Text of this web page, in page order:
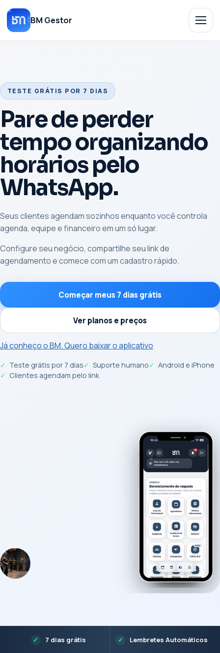
BM Gestor
TESTE GRÁTIS POR 7 DIAS
Pare de perder
tempo organizando
horários pelo
WhatsApp.
Seus clientes agendam sozinhos enquanto você controla
agenda, equipe e financeiro em um só lugar.
Configure seu negócio, compartilhe seu link de
agendamento e comece com um cadastro rápido.
Começar meus 7 dias grátis
Ver planos e preços
Já conheço o BM. Quero baixar o aplicativo
Teste grátis por 7 dias Suporte humano
Android e iPhone
Clientes agendam pelo link
7 dias grátis Lembretes Automáticos